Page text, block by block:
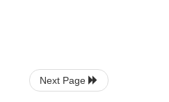
Next Page